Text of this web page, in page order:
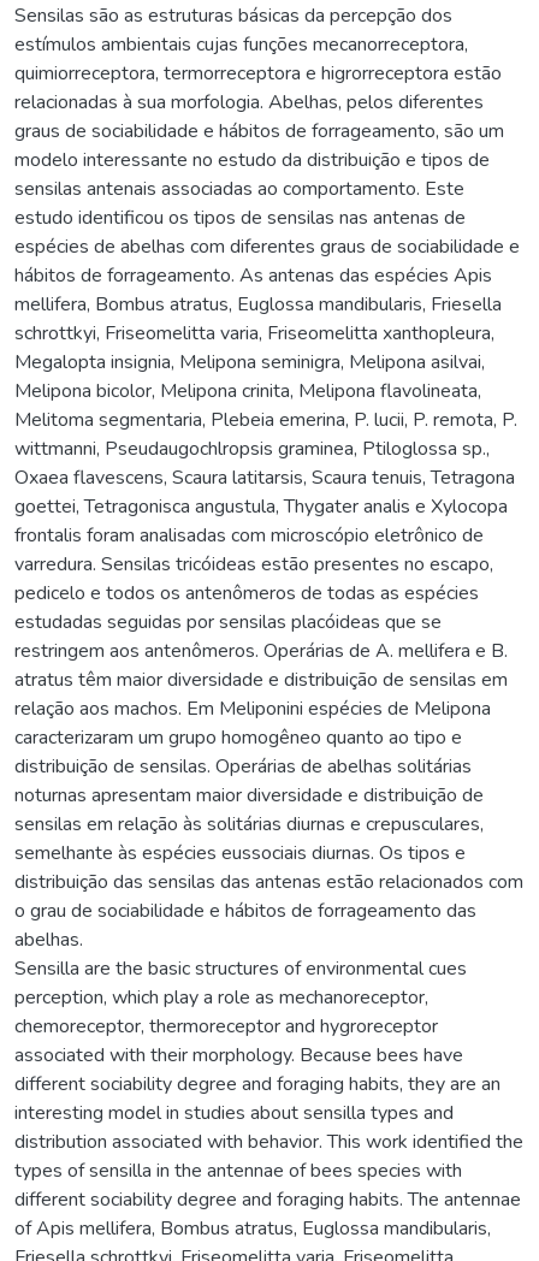
Sensilas são as estruturas básicas da percepção dos
estímulos ambientais cujas funções mecanorreceptora,
quimiorreceptora, termorreceptora e higrorreceptora estão
relacionadas à sua morfologia. Abelhas, pelos diferentes
graus de sociabilidade e hábitos de forrageamento, são um
modelo interessante no estudo da distribuição e tipos de
sensilas antenais associadas ao comportamento. Este
estudo identificou os tipos de sensilas nas antenas de
espécies de abelhas com diferentes graus de sociabilidade e
hábitos de forrageamento. As antenas das espécies Apis
mellifera, Bombus atratus, Euglossa mandibularis, Friesella
schrottkyi, Friseomelitta varia, Friseomelitta xanthopleura,
Megalopta insignia, Melipona seminigra, Melipona asilvai,
Melipona bicolor, Melipona crinita, Melipona flavolineata,
Melitoma segmentaria, Plebeia emerina, P. lucii, P. remota, P.
wittmanni, Pseudaugochlropsis graminea, Ptiloglossa sp.,
Oxaea flavescens, Scaura latitarsis, Scaura tenuis, Tetragona
goettei, Tetragonisca angustula, Thygater analis e Xylocopa
frontalis foram analisadas com microscópio eletrônico de
varredura. Sensilas tricóideas estão presentes no escapo,
pedicelo e todos os antenômeros de todas as espécies
estudadas seguidas por sensilas placóideas que se
restringem aos antenômeros. Operárias de A. mellifera e B.
atratus têm maior diversidade e distribuição de sensilas em
relação aos machos. Em Meliponini espécies de Melipona
caracterizaram um grupo homogêneo quanto ao tipo e
distribuição de sensilas. Operárias de abelhas solitárias
noturnas apresentam maior diversidade e distribuição de
sensilas em relação às solitárias diurnas e crepusculares,
semelhante às espécies eussociais diurnas. Os tipos e
distribuição das sensilas das antenas estão relacionados com
o grau de sociabilidade e hábitos de forrageamento das
abelhas.
Sensilla are the basic structures of environmental cues
perception, which play a role as mechanoreceptor,
chemoreceptor, thermoreceptor and hygroreceptor
associated with their morphology. Because bees have
different sociability degree and foraging habits, they are an
interesting model in studies about sensilla types and
distribution associated with behavior. This work identified the
types of sensilla in the antennae of bees species with
different sociability degree and foraging habits. The antennae
of Apis mellifera, Bombus atratus, Euglossa mandibularis,